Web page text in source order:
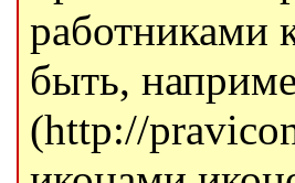
работниками
быть,
(http://